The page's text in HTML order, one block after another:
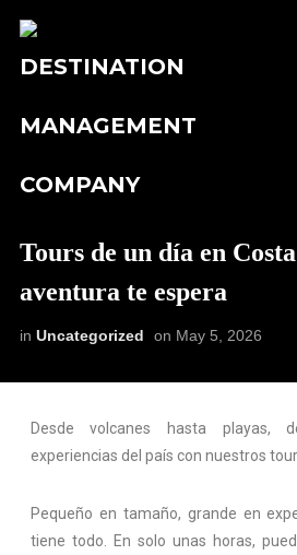
Tours de un día en
aventura te espera
in Uncategorized on May 5, 2026
Desde volcanes hasta playas,
experiencias del país con nuestros
Pequeño en tamaño, grande en
tiene todo. En solo unas horas,